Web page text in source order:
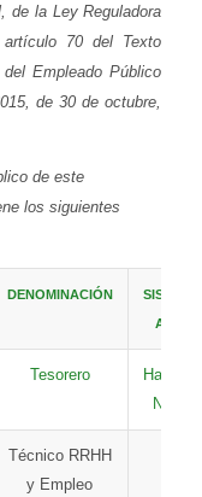
de la Ley Reguladora
70 del Texto
Empleado Público
de 30 de octubre,
de este
los siguientes
DENOMINACIÓN
Tesorero
Técnico RRHH
y Empleo